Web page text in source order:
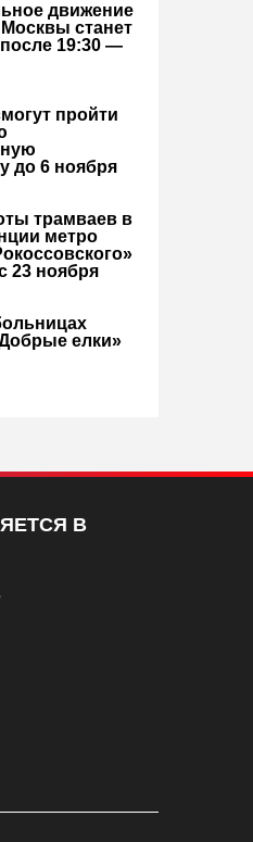
движение
станет
19:30 —
пройти
до 6 ноября
трамваев в
метро
23 ноября
елки»
В